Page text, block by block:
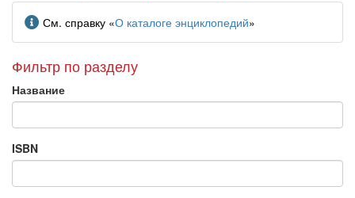
Информация
См. справку «О каталоге энциклопедий»
Фильтр по разделу
Название
ISBN